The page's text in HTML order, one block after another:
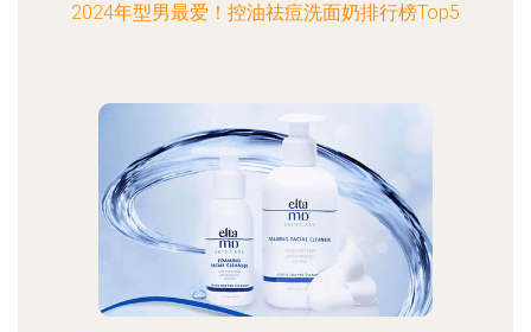
2024年型男最爱！控油祛痘洗面奶排行榜Top5